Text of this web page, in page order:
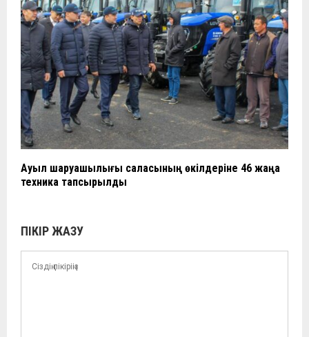
Ауыл шаруашылығы саласының өкілдеріне 46 жаңа
техника тапсырылды
ПІКІР ЖАЗУ